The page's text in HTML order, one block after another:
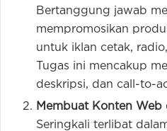
Bertanggung jawab
mempromosikan
untuk iklan cetak,
Tugas ini mencakup
deskripsi, dan call-to-
Membuat Konten Web
Seringkali terlibat